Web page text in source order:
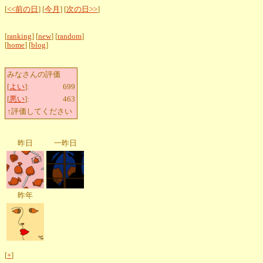
[<<前の日 ] [今月 ] [次の日>>]
[ranking] [new] [random]
[home] [blog]
みなさんの評価
[よい]:
699
[悪い]:
463
↑評価してください
昨日 一昨日
昨年
[+]